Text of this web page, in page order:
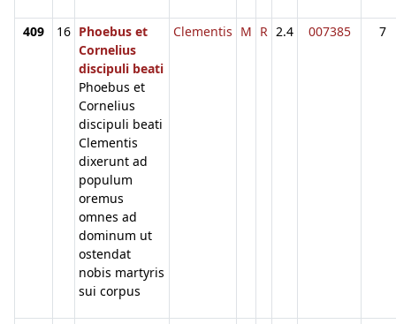
409 16 Phoebus et
Cornelius
discipuli beati
Phoebus et
Cornelius
discipuli beati
Clementis
dixerunt ad
populum
oremus
omnes ad
dominum ut
ostendat
nobis martyris
sui corpus
Clementis M R 2.4 007385 7